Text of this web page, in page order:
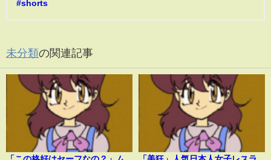
#shorts
未分類の関連記事